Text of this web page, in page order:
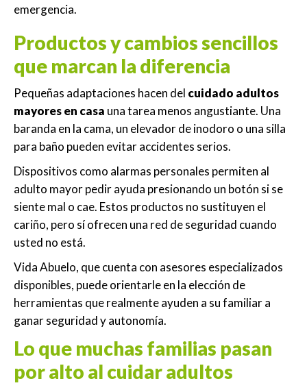
emergencia.
Productos y cambios sencillos
que marcan la diferencia
Pequeñas adaptaciones hacen del cuidado adultos
mayores en casa una tarea menos angustiante. Una
baranda en la cama, un elevador de inodoro o una silla
para baño pueden evitar accidentes serios.
Dispositivos como alarmas personales permiten al
adulto mayor pedir ayuda presionando un botón si se
siente mal o cae. Estos productos no sustituyen el
cariño, pero sí ofrecen una red de seguridad cuando
usted no está.
Vida Abuelo, que cuenta con asesores especializados
disponibles, puede orientarle en la elección de
herramientas que realmente ayuden a su familiar a
ganar seguridad y autonomía.
Lo que muchas familias pasan
por alto al cuidar adultos